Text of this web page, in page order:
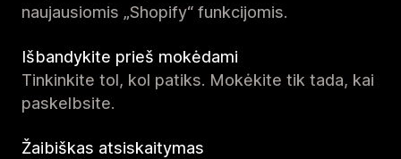
naujausiomis „Shopify“ funkcijomis.
Išbandykite prieš mokėdami
Tinkinkite tol, kol patiks. Mokėkite tik tada, kai
paskelbsite.
Žaibiškas atsiskaitymas